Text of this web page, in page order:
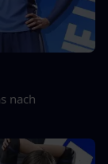
nach